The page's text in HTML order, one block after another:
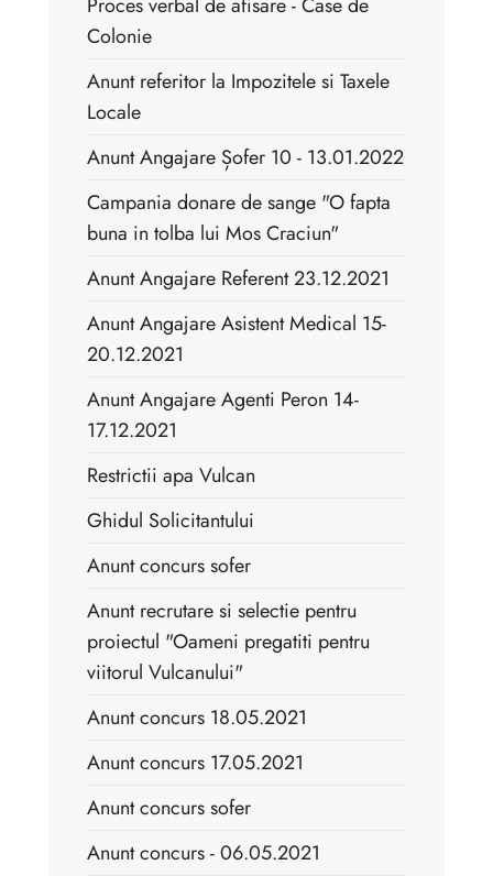
Colonie
Anunt referitor la Impozitele si Taxele
Locale
Anunt Angajare Șofer 10 - 13.01.2022
Campania donare de sange "O fapta
buna in tolba lui Mos Craciun"
Anunt Angajare Referent 23.12.2021
Anunt Angajare Asistent Medical 15-
20.12.2021
Anunt Angajare Agenti Peron 14-
17.12.2021
Restrictii apa Vulcan
Ghidul Solicitantului
Anunt concurs sofer
Anunt recrutare si selectie pentru
proiectul "Oameni pregatiti pentru
viitorul Vulcanului"
Anunt concurs 18.05.2021
Anunt concurs 17.05.2021
Anunt concurs sofer
Anunt concurs - 06.05.2021